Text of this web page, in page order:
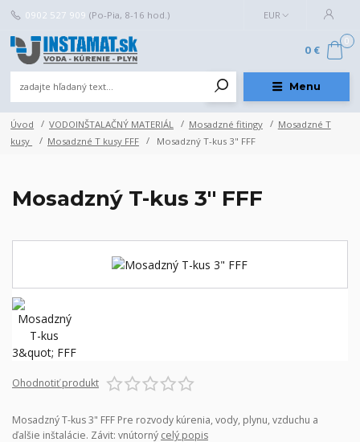
Menu
EUR
0902 527 909 (Po-Pia, 8-16 hod.)
0
0 €
Úvod VODOINŠTALAČNÝ MATERIÁL Mosadzné fitingy
Mosadzné T
kusy
Mosadzné T kusy FFF Mosadzný T-kus 3" FFF
Mosadzný T-kus 3" FFF
Ohodnotiť produkt
Mosadzný T-kus 3" FFF Pre rozvody kúrenia, vody, plynu, vzduchu a
ďalšie inštalácie. Závit: vnútorný celý popis